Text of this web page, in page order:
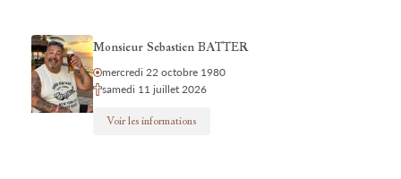
Monsieur Sebastien BATTER
mercredi 22 octobre 1980
samedi 11 juillet 2026
Voir les informations